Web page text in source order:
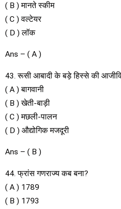
( B ) मानते स्कीम
( C ) वल्टेयर
( D ) लॉक
Ans – ( A )
43. रूसी आबादी के बड़े हिस्से की
( A ) बागवानी
( B ) खेती-बाड़ी
( C ) मछली-पालन
( D ) औद्योगिक मजदूरी
Ans – ( B )
44. फ्रांस गणराज्य कब बना?
( A ) 1789
( B ) 1793